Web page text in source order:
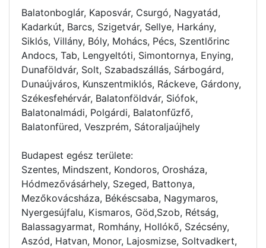
Balatonboglár, Kaposvár, Csurgó, Nagyatád,
Kadarkút, Barcs, Szigetvár, Sellye, Harkány,
Siklós, Villány, Bóly, Mohács, Pécs, Szentlőrinc
Andocs, Tab, Lengyeltóti, Simontornya, Enying,
Dunaföldvár, Solt, Szabadszállás, Sárbogárd,
Dunaújváros, Kunszentmiklós, Ráckeve, Gárdony,
Székesfehérvár, Balatonföldvár, Siófok,
Balatonalmádi, Polgárdi, Balatonfűzfő,
Balatonfüred, Veszprém, Sátoraljaújhely
Budapest egész területe:
Szentes, Mindszent, Kondoros, Orosháza,
Hódmezővásárhely, Szeged, Battonya,
Mezőkovácsháza, Békéscsaba, Nagymaros,
Nyergesújfalu, Kismaros, Göd,Szob, Rétság,
Balassagyarmat, Romhány, Hollókő, Szécsény,
Aszód, Hatvan, Monor, Lajosmizse, Soltvadkert,